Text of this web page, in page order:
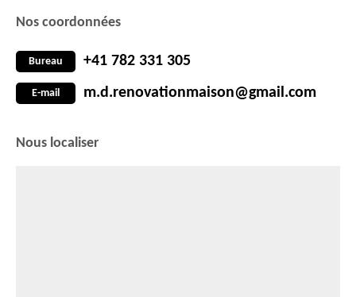
Nos coordonnées
Bureau +41 782 331 305
E-mail m.d.renovationmaison@gmail.com
Nous localiser